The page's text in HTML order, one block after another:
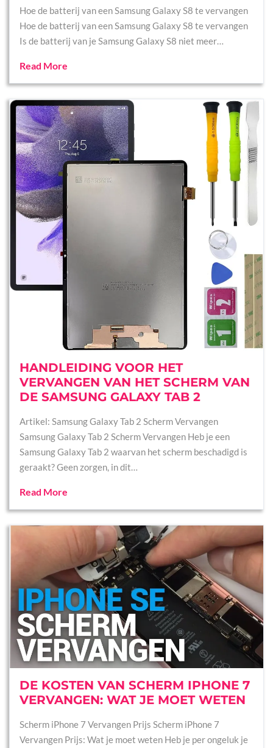
Hoe de batterij van een Samsung Galaxy S8 te vervangen
Hoe de batterij van een Samsung Galaxy S8 te vervangen
Is de batterij van je Samsung Galaxy S8 niet meer…
Read More
HANDLEIDING VOOR HET
VERVANGEN VAN HET SCHERM VAN
DE SAMSUNG GALAXY TAB 2
Artikel: Samsung Galaxy Tab 2 Scherm Vervangen
Samsung Galaxy Tab 2 Scherm Vervangen Heb je een
Samsung Galaxy Tab 2 waarvan het scherm beschadigd is
geraakt? Geen zorgen, in dit…
Read More
DE KOSTEN VAN SCHERM IPHONE 7
VERVANGEN: WAT JE MOET WETEN
Scherm iPhone 7 Vervangen Prijs Scherm iPhone 7
Vervangen Prijs: Wat je moet weten Heb je per ongeluk je